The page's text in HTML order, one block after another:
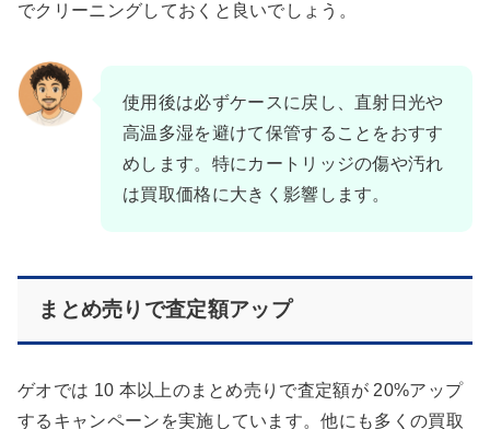
でクリーニングしておくと良いでしょう。
使用後は必ずケースに戻し、直射日光や
高温多湿を避けて保管することをおすす
めします。特にカートリッジの傷や汚れ
は買取価格に大きく影響します。
まとめ売りで査定額アップ
ゲオでは 10 本以上のまとめ売りで査定額が 20%アップ
するキャンペーンを実施しています。他にも多くの買取